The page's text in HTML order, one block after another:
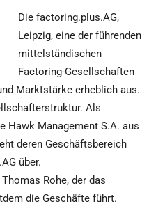
Die factoring.plus.AG,
Leipzig, eine der führenden
mittelständischen
Factoring-Gesellschaften
Marktstärke erheblich aus.
Als
Hawk Management S.A. aus
deren Geschäftsbereich
über.
Rohe, der das
die Geschäfte führt.